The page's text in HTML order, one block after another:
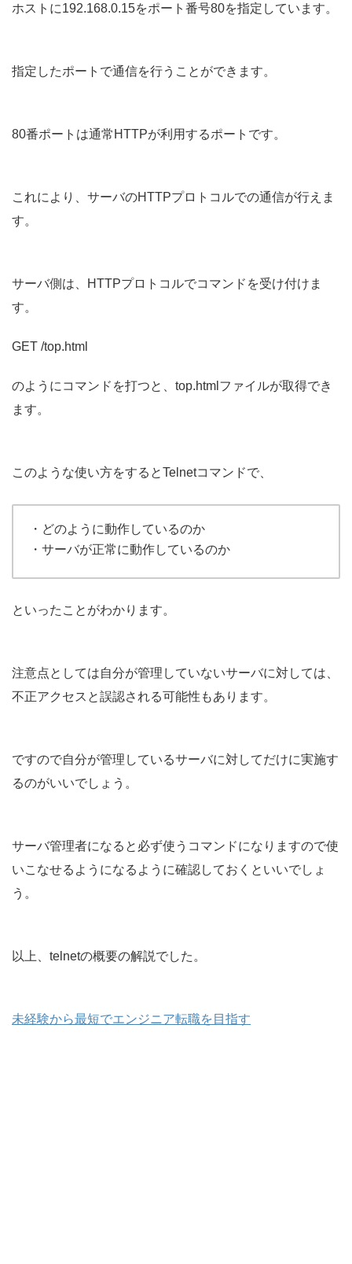
ホストに192.168.0.15をポート番号80を指定しています。
指定したポートで通信を行うことができます。
80番ポートは通常HTTPが利用するポートです。
これにより、サーバのHTTPプロトコルでの通信が行えま
す。
サーバ側は、HTTPプロトコルでコマンドを受け付けま
す。
GET /top.html
のようにコマンドを打つと、top.htmlファイルが取得でき
ます。
このような使い方をするとTelnetコマンドで、
・どのように動作しているのか
・サーバが正常に動作しているのか
といったことがわかります。
注意点としては自分が管理していないサーバに対しては、
不正アクセスと誤認される可能性もあります。
ですので自分が管理しているサーバに対してだけに実施す
るのがいいでしょう。
サーバ管理者になると必ず使うコマンドになりますので使
いこなせるようになるように確認しておくといいでしょ
う。
以上、telnetの概要の解説でした。
未経験から最短でエンジニア転職を目指す